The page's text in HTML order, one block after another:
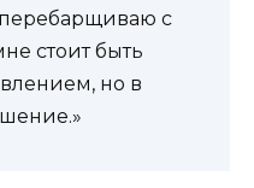
с
стоит быть
но в